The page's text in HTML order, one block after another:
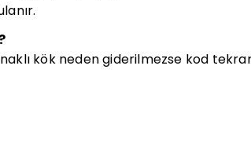
kök neden giderilmezse kod